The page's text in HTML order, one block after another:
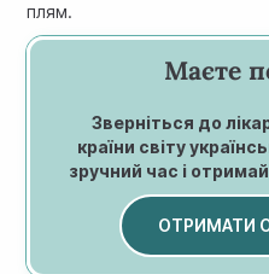
плям.
Маєте
Зверніться до
країни світу
зручний час і
ОТРИМАТИ